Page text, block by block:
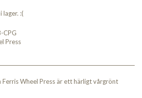
lager. :(
CPG
Press
Ferris Wheel Press är ett härligt vårgrönt